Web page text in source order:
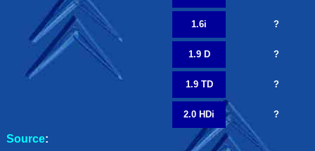
1.6i ?
1.9 D ?
1.9 TD ?
2.0 HDi ?
Source: